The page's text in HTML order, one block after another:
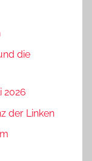
die
2026
der Linken